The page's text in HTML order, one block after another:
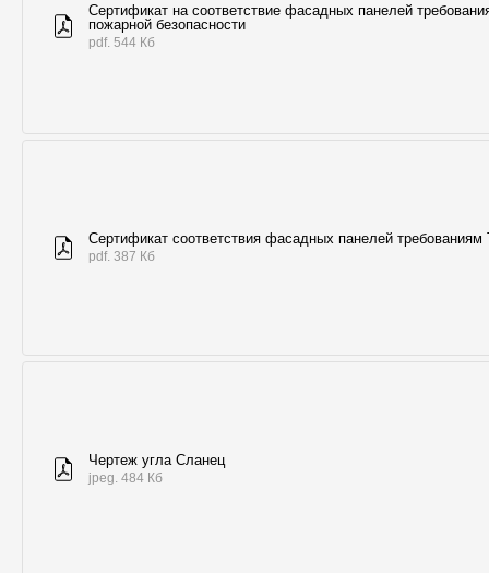
Сертификат на соответствие фасадных панелей
пожарной безопасности
pdf. 544 Кб
Сертификат соответствия фасадных панелей требованиям
pdf. 387 Кб
Чертеж угла Сланец
jpeg. 484 Кб